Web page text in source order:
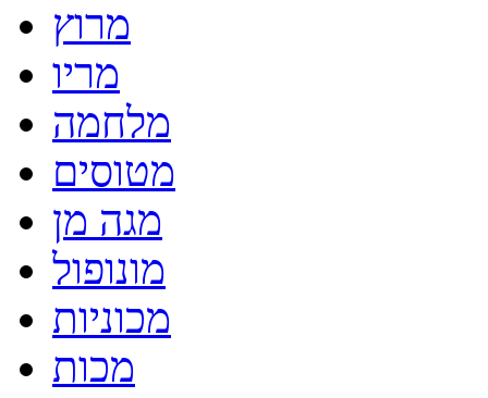
מרוץ
מריו
מלחמה
מטוסים
מגה מן
מונופול
מכוניות
מכות